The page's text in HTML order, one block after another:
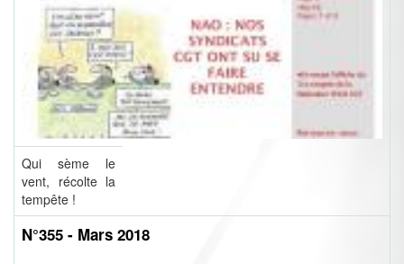
Qui sème le
vent, récolte la
tempête !
N°355 - Mars 2018